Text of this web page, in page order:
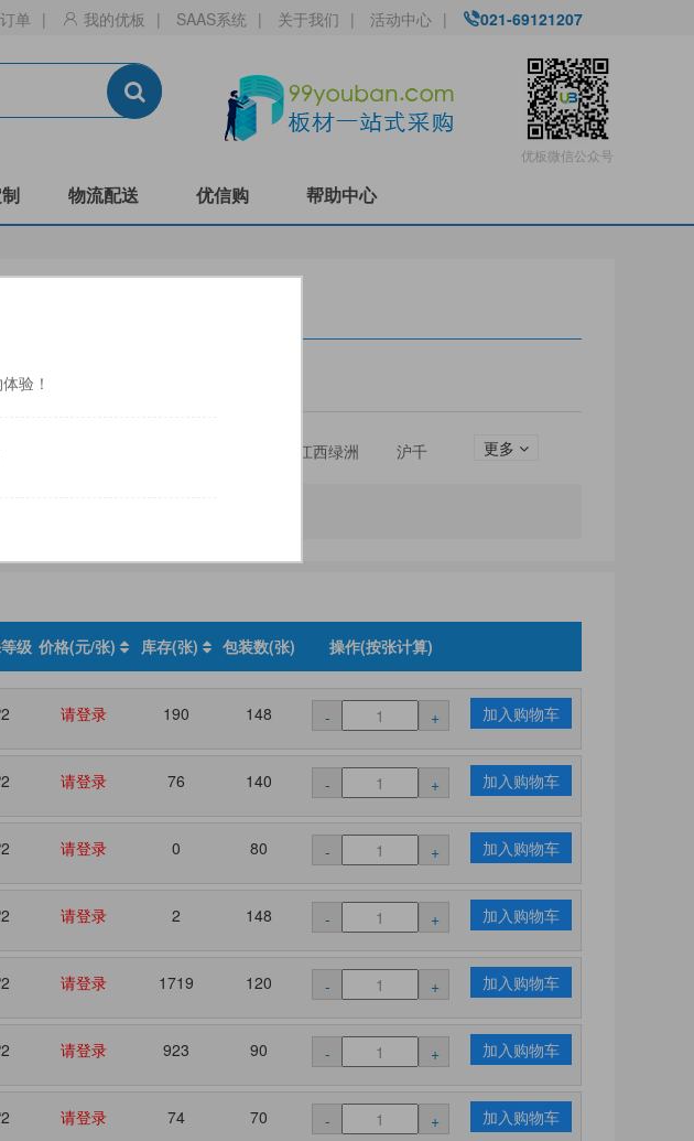
验！
单 | 我的优板 | SAAS系统 | 关于我们 | 活动中心 | 021-69121207
优板微信公众号
物流配送 优信购 帮助中心
防潮
江西绿洲
沪千
更多
级 价格(元/张) 库存(张) 包装数(张) 操作(按张计算)
请登录 190 148 - + 加入购物车
请登录 76 140 - + 加入购物车
请登录 0 80 - + 加入购物车
请登录 2 148 - + 加入购物车
请登录 1719 120 - + 加入购物车
请登录 923 90 - + 加入购物车
请登录 74 70 - + 加入购物车